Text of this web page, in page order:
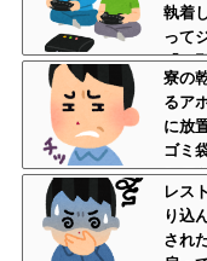
執着
って
「お
ヘラ
先輩
寮の
るア
に放
ゴミ
して
から
レス
り込
され